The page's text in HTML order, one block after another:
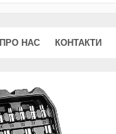
ПРО НАС КОНТАКТИ